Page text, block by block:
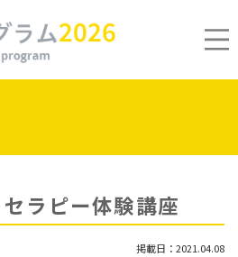
ラピー体験講座
掲載日：2021.04.08